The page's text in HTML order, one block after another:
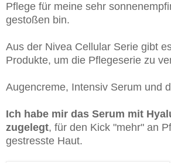
Pflege für meine sehr
gestoßen bin.
Aus der Nivea Cellular Serie gibt
Produkte, um die Pflegeserie zu
Augencreme, Intensiv Serum und
Ich habe mir das Serum mit
zugelegt, für den Kick "mehr" an
gestresste Haut.